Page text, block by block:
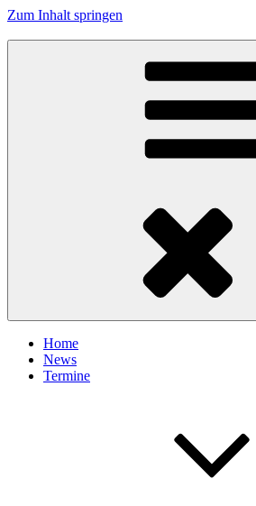
Zum Inhalt springen
Home
News
Termine